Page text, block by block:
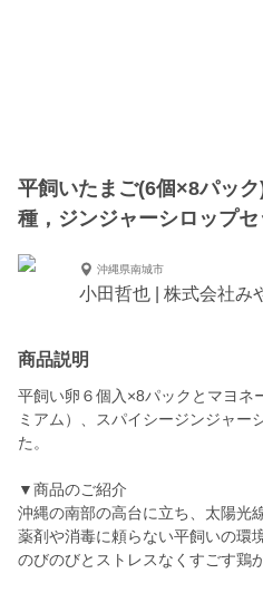
平飼いたまご(6個×8パッ
種，ジンジャーシロップセ
沖縄県南城市
小田哲也 | 株式会社み
商品説明
平飼い卵６個入×8パックとマヨネ
ミアム）、スパイシージンジャー
た。
▼商品のご紹介
沖縄の南部の高台に立ち、太陽光
薬剤や消毒に頼らない平飼いの環境
のびのびとストレスなくすごす鶏